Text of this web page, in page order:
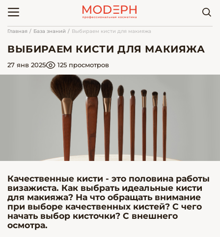
Главная База знаний Выбираем кисти для макияжа
ВЫБИРАЕМ КИСТИ ДЛЯ МАКИЯЖА
27 янв 2025 125 просмотров
Качественные кисти - это половина работы
визажиста. Как выбрать идеальные кисти
для макияжа? На что обращать внимание
при выборе качественных кистей? С чего
начать выбор кисточки? С внешнего
осмотра.